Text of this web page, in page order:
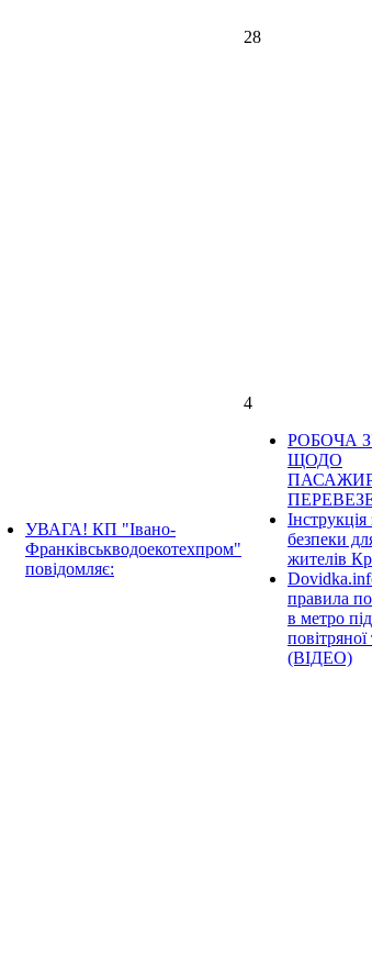
28
УВАГА! КП "Івано-
Франківськводоекотехпром"
повідомляє:
4
РОБОЧА
ЩОДО
Інструкція
безпеки
жителів
правила
в метро
(ВІДЕО)